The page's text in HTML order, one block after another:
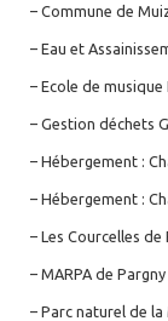
– Commune de
– Eau et
– Ecole de
– Gestion déchets
– Hébergement :
– Hébergement :
– Les Courcelles de
– MARPA de
– Parc naturel de